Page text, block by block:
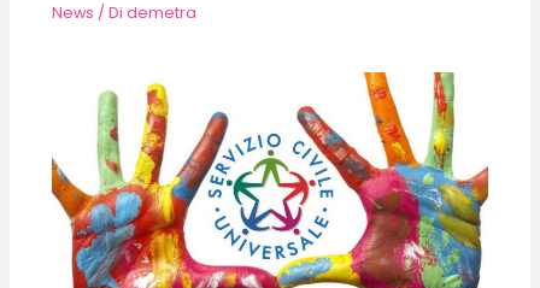
News / Di demetra